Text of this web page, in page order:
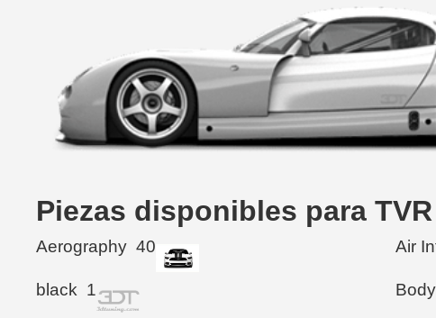
Piezas disponibles para
Aerography 40 Air
black 1 Body